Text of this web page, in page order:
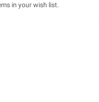
in your wish list.